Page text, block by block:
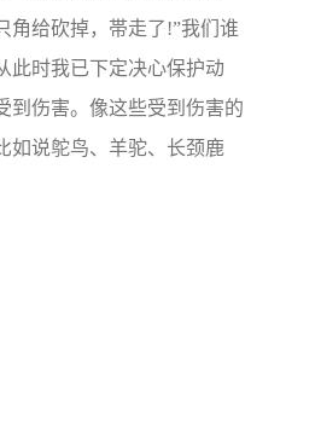
角给砍掉，帯走了!”我们谁
此时我已下定决心保护动
到伤害。像这些受到伤害的
如说鸵鸟、羊驼、长颈鹿